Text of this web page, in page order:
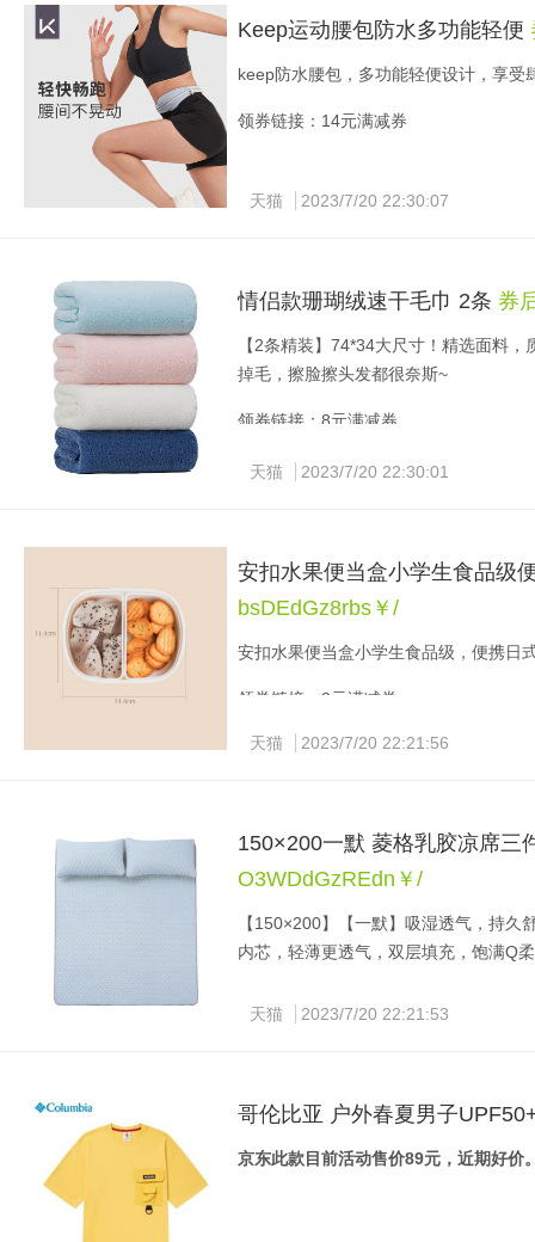
Keep运动腰包防水多功能轻便
keep防水腰包，多功能轻便设计，享受
领券链接：14元满减券
天猫 2023/7/20 22:30:07
情侣款珊瑚绒速干毛巾 2条 券
【2条精装】74*34大尺寸！精选面料
掉毛，擦脸擦头发都很奈斯~
领券链接：8元满减券
天猫 2023/7/20 22:30:01
安扣水果便当盒小学生食品级
bsDEdGz8rbs￥/
安扣水果便当盒小学生食品级，便携日
领券链接：8元满减券
天猫 2023/7/20 22:21:56
150×200一默 菱格乳胶凉席三
O3WDdGzREdn￥/
【150×200】【一默】吸湿透气，持
内芯，轻薄更透气，双层填充，饱满Q
天猫
2023/7/20 22:21:53
哥伦比亚 户外春夏男子
京东此款目前活动售价89元，近期好价